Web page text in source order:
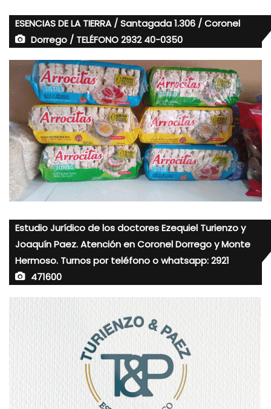
ESENCIAS DE LA TIERRA / Santagada 1.306 / Coronel
Dorrego / TELÉFONO 2932 40-0350
Estudio Jurídico de los doctores Ezequiel Turienzo y
Joaquín Paez. Atención en Coronel Dorrego y Monte
Hermoso. Turnos por teléfono o whatsapp: 2921
471600